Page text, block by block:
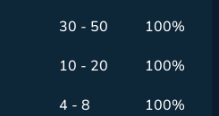
30 - 50 100%
10 - 20 100%
4 - 8 100%